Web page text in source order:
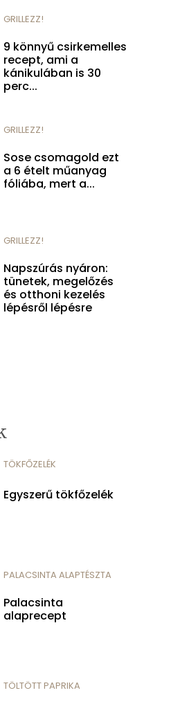
GRILLEZZ!
9 könnyű csirkemelles
recept, ami a
kánikulában is 30
perc...
GRILLEZZ!
Sose csomagold ezt
a 6 ételt műanyag
fóliába, mert a...
GRILLEZZ!
Napszúrás nyáron:
tünetek, megelőzés
és otthoni kezelés
lépésről lépésre
TÖKFŐZELÉK
Egyszerű tökfőzelék
PALACSINTA ALAPTÉSZTA
Palacsinta
alaprecept
TÖLTÖTT PAPRIKA